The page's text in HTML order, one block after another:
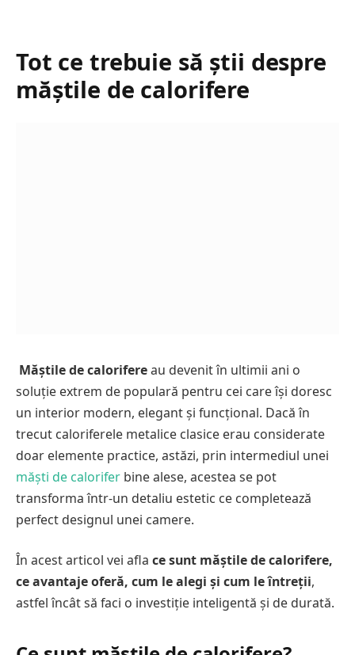
Tot ce trebuie să știi despre
măștile de calorifere
Măștile de calorifereau devenit în ultimii ani o
soluție extrem de populară pentru cei care își doresc
un interior modern, elegant și funcțional. Dacă în
trecut caloriferele metalice clasice erau considerate
doar elemente practice, astăzi, prin intermediul unei
măști de calorifer bine alese, acestea se pot
transforma într-un detaliu estetic ce completează
perfect designul unei camere.
În acest articol vei afla ce sunt măștile de calorifere,
ce avantaje oferă, cum le alegi și cum le întreții,
astfel încât să faci o investiție inteligentă și de durată.